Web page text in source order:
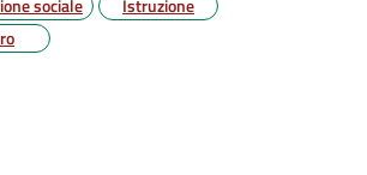
sociale
Istruzione